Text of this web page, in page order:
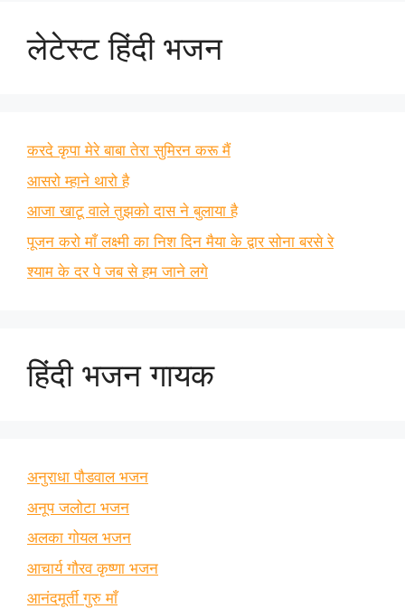
लेटेस्ट हिंदी भजन
करदे कृपा मेरे बाबा तेरा सुमिरन करू मैं
आसरो म्हाने थारो है
आजा खाटू वाले तुझको दास ने बुलाया है
पूजन करो माँ लक्ष्मी का निश दिन मैया के द्वार सोना बरसे रे
श्याम के दर पे जब से हम जाने लगे
हिंदी भजन गायक
अनुराधा पौडवाल भजन
अनूप जलोटा भजन
अलका गोयल भजन
आचार्य गौरव कृष्णा भजन
आनंदमूर्ती गुरु माँ